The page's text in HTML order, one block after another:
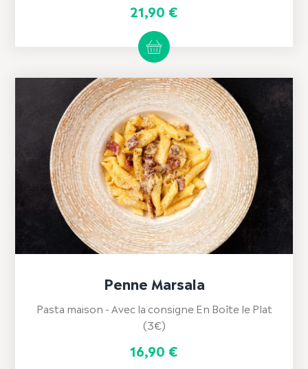
21,90 €
Penne Marsala
Pasta maison - Avec la consigne En Boîte le Plat
(3€)
16,90 €